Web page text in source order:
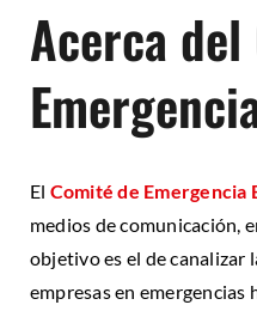
Acerca
El Comité de Emergencia
medios de comunicación,
objetivo es el de canalizar
empresas en emergencias